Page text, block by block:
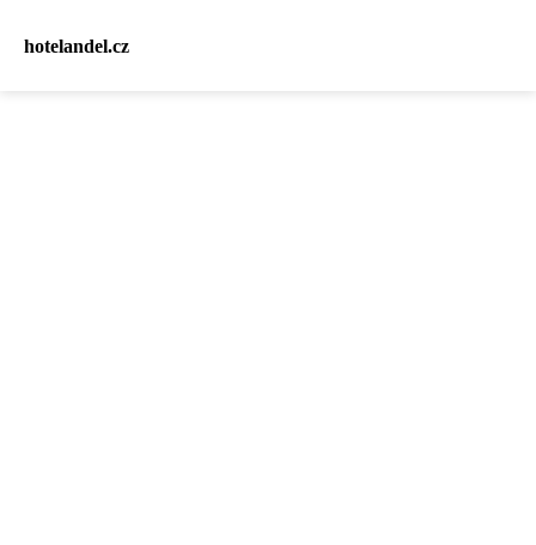
hotelandel.cz